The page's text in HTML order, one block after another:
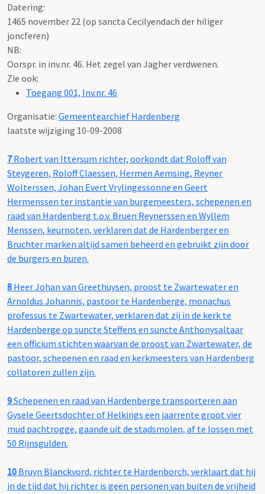
Datering:
1465 november 22 (op sancta Cecilyendach der hiliger
joncferen)
NB:
Oorspr. in inv.nr. 46. Het zegel van Jagher verdwenen.
Zie ook:
Toegang 001, Inv.nr. 46
Organisatie: Gemeentearchief Hardenberg
laatste wijziging 10-09-2008
7Robert van Ittersum richter, oorkondt dat Roloff van
Steygeren, Roloff Claessen, Hermen Aemsing, Reyner
Wolterssen, Johan Evert Vrylingessonne en Geert
Hermenssen ter instantie van burgemeesters, schepenen en
raad van Hardenberg t.o.v. Bruen Reynerssen en Wyllem
Menssen, keurnoten, verklaren dat de Hardenberger en
Bruchter marken altijd samen beheerd en gebruikt zijn door
de burgers en buren.
8 Heer Johan van Greethuysen, proost te Zwartewater en
Arnoldus Johannis, pastoor te Hardenberge, monachus
professus te Zwartewater, verklaren dat zij in de kerk te
Hardenberge op suncte Steffens en suncte Anthonysaltaar
een officium stichten waarvan de proost van Zwartewater, de
pastoor, schepenen en raad en kerkmeesters van Hardenberg
collatoren zullen zijn.
9Schepenen en raad van Hardenberge transporteren aan
Gysele Geertsdochter of Helkings een jaarrente groot vier
mud pachtrogge, gaande uit de stadsmolen, af te lossen met
50 Rijnsgulden.
10 Bruyn Blanckvord, richter te Hardenborch, verklaart dat hij
in de tijd dat hij richter is geen personen van buiten de vrijheid